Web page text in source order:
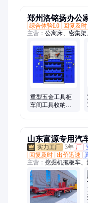
郑州洛铭扬办公
综合体验L0
回复及时
主营： 公寓床、密集
验台、智能柜、工具
重型五金工具柜
车间工具收纳箱
山东富源专用汽
3年 厂
回复及时 出价迅速
主营： 挖掘机拖板车
车、集装箱半挂车、
集装箱骨架车、集装
车、全挂车、半挂拖